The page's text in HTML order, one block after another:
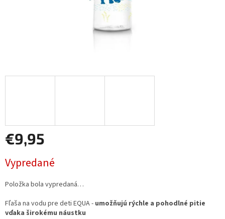
€9,95
cena:
Vypredané
Položka bola vypredaná…
Fľaša na vodu pre deti EQUA - umožňujú rýchle a pohodlné pitie
vďaka širokému náustku